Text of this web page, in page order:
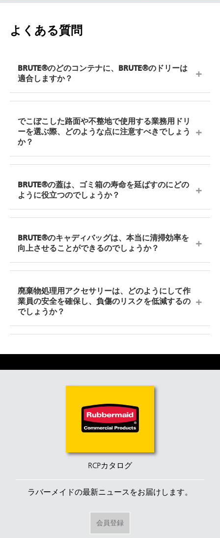
よくある質問
BRUTE®のどのコンテナに、BRUTE®のドリーは
適合しますか？
32、44、および55ガロンのBRUTE® 丸型コンテナ
に対応しています。標準のBRUTE® ドリーと
BRUTE® クワイエット・ドリーは、ツイストロック
ンデム・ドリーは、一度に2つのコンテナを運搬で
BRUTE® スクエア・ドリーをご使用ください。 ユ
ニバーサル・ドラム・ドリーは、BRUTE®コンテナ
でこぼこした路面や不整地で使用する業務用ドリ
ーを選ぶ際、どのような点に注意すべきでしょう
か？
ドを備えた特大サイズのパンクしないホイールをお
選びください。人間工学に基づいたクルーザーハン
作業者の負担を軽減します。補強されたベースとリ
い荷物を積み込む際にも、コンテナを安定させるこ
とができます。BRUTE® 建設・造園用ドリーは、こ
BRUTE®の蓋は、ゴミ箱の寿命を延ばすのにどの
ように役立つのでしょうか？
持できるよう、UV防止剤を配合した最高品質の素材
で作られています。自己排水用の溝により、蓋の上
蓋は、コンテナ内部の適切な通気性を確保し、臭い
輸送中に蓋がずれるのを防ぎ、生産性を向上させる
とともに、こぼれによる後片付けの手間を軽減しま
す。蓋の突起により、シフトの合間にコンテナを保
BRUTE®のキャディバッグは、本当に清掃効率を
向上させることができるのでしょうか？
ロンまたは44ガロンのBRUTE®コンテナを、ゴミ
袋、手袋、スプレーボトルを収納できる移動式清掃
ステーションに変えることができます。多数のポケ
業効率が向上します。リムキャディには一体型のバ
っかりと固定し、満杯になった際にきれいに取り外
廃棄物処理用アクセサリーは、どのようにして作
業員の安全を確保し、負傷のリスクを低減するの
でしょうか？
必要がなくなり、施設内での重量物の移動が容易に
のグリップ性が向上します。キャディバッグを使え
り、長時間の勤務における作業員の安全が確保され
ます。自動閉鎖式のドーム型蓋により、ゴミの回収
や排出時にゴミに手で触れる必要がなくなります。
げ作業が減少します。
RCPカタログ
ラバーメイドの最新ニュースをお届けします。
会員登録